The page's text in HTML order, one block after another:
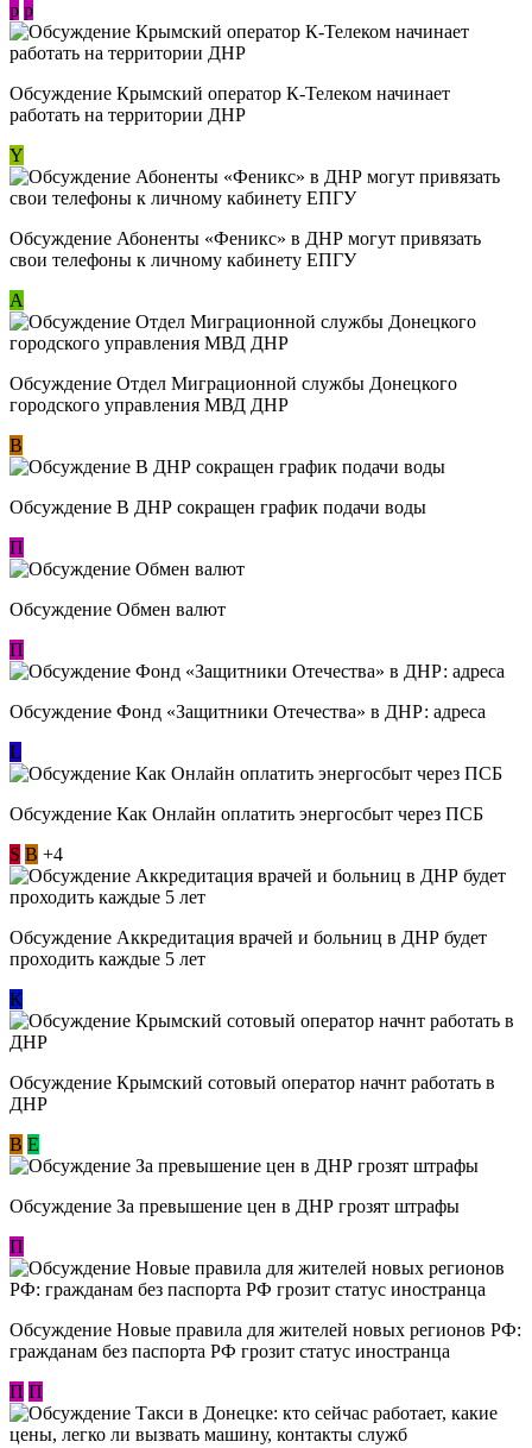
p p
Обсуждение Крымский оператор К-Телеком начинает
работать на территории ДНР
Y
Обсуждение ​Абоненты «Феникс» в ДНР могут привязать
свои телефоны к личному кабинету ЕПГУ
А
Обсуждение Отдел Миграционной службы Донецкого
городского управления МВД ДНР
В
Обсуждение В ДНР сокращен график подачи воды
П
Обсуждение Обмен валют
П
Обсуждение Фонд «Защитники Отечества» в ДНР: адреса
L
Обсуждение ​Как Онлайн оплатить энергосбыт через ПСБ
S В +4
Обсуждение Аккредитация врачей и больниц в ДНР будет
проходить каждые 5 лет
К
Обсуждение Крымский сотовый оператор начнт работать в
ДНР
В E
Обсуждение За превышение цен в ДНР грозят штрафы
П
Обсуждение Новые правила для жителей новых регионов РФ:
гражданам без паспорта РФ грозит статус иностранца
П П